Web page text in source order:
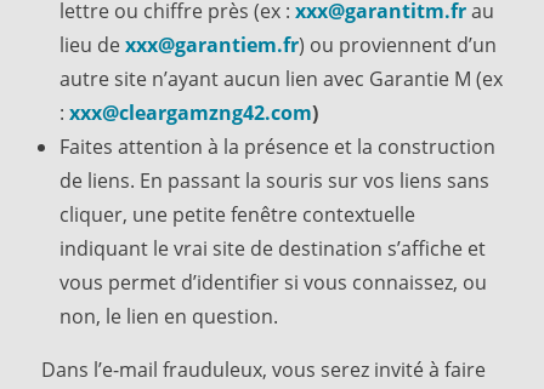
lettre ou chiffre près (ex : xxx@garantitm.frau
lieu de xxx@garantiem.fr) ou proviennent d’un
autre site n’ayant aucun lien avec Garantie M (ex
: xxx@cleargamzng42.com)
Faites attention à la présence et la construction
de liens. En passant la souris sur vos liens sans
cliquer, une petite fenêtre contextuelle
indiquant le vrai site de destination s’affiche et
vous permet d’identifier si vous connaissez, ou
non, le lien en question.
Dans l’e-mail frauduleux, vous serez invité à faire